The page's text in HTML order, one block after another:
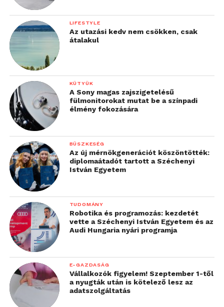
LIFESTYLE
Az utazási kedv nem csökken, csak
átalakul
KÜTYÜK
A Sony magas zajszigetelésű
fülmonitorokat mutat be a színpadi
élmény fokozására
BÜSZKESÉG
Az új mérnökgenerációt köszöntötték:
diplomaátadót tartott a Széchenyi
István Egyetem
TUDOMÁNY
Robotika és programozás: kezdetét
vette a Széchenyi István Egyetem és az
Audi Hungaria nyári programja
E-GAZDASÁG
Vállalkozók figyelem! Szeptember 1-től
a nyugták után is kötelező lesz az
adatszolgáltatás